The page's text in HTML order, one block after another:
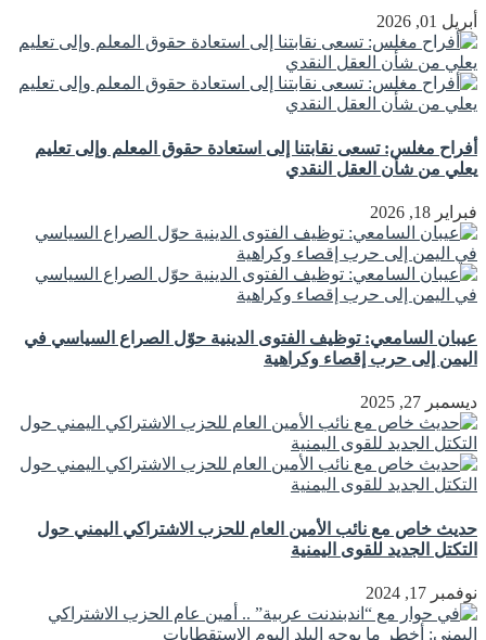
أبريل 01, 2026
أفراح مغلس: تسعى نقابتنا إلى استعادة حقوق المعلم وإلى تعليم
يعلي من شأن العقل النقدي
فبراير 18, 2026
عيبان السامعي: توظيف الفتوى الدينية حوّل الصراع السياسي في
اليمن إلى حرب إقصاء وكراهية
ديسمبر 27, 2025
حديث خاص مع نائب الأمين العام للحزب الاشتراكي اليمني حول
التكتل الجديد للقوى اليمنية
نوفمبر 17, 2024